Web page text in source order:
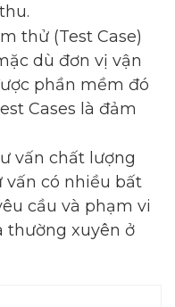
thử (Test Case)
dù đơn vị vận
phần mềm đó
Cases là đảm
vấn chất lượng
vấn có nhiều bất
cầu và phạm vi
thường xuyên ở